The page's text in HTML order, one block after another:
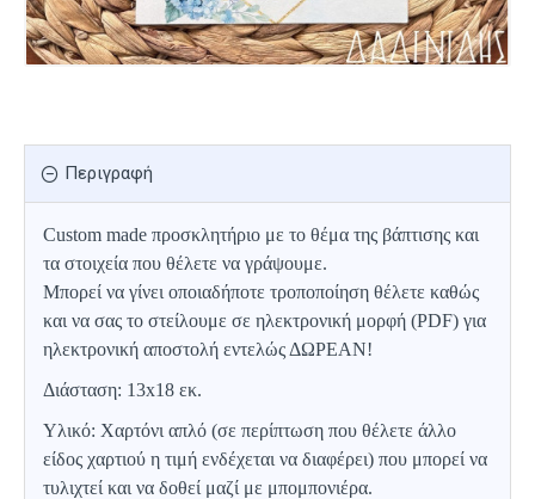
Περιγραφή
Custom made προσκλητήριο με το θέμα της βάπτισης και
τα στοιχεία που θέλετε να γράψουμε.
Μπορεί να γίνει οποιαδήποτε τροποποίηση θέλετε καθώς
και να σας το στείλουμε σε ηλεκτρονική μορφή (PDF) για
ηλεκτρονική αποστολή εντελώς ΔΩΡΕΑΝ!
Διάσταση: 13x18 εκ.
Υλικό: Χαρτόνι απλό (σε περίπτωση που θέλετε άλλο
είδος χαρτιού η τιμή ενδέχεται να διαφέρει) που μπορεί να
τυλιχτεί και να δοθεί μαζί με μπομπονιέρα.